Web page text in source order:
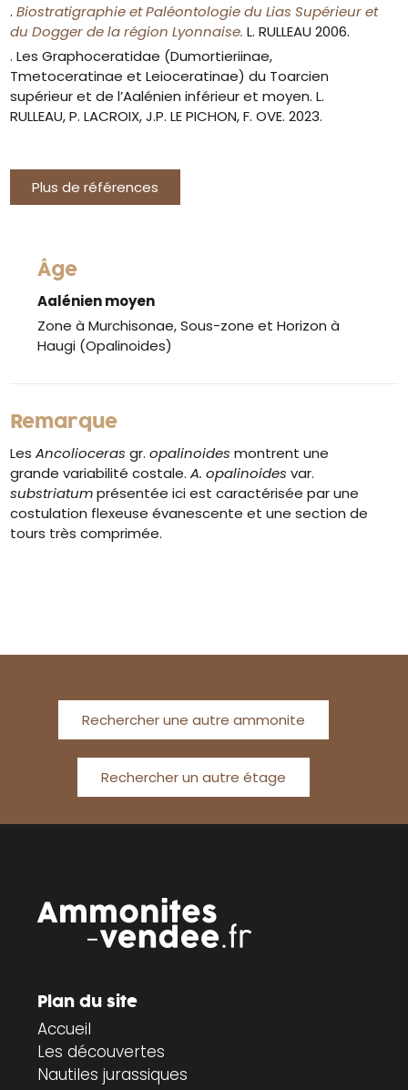
.Biostratigraphie et Paléontologie du Lias Supérieur et
du Dogger de la région Lyonnaise.L. RULLEAU 2006.
. Les Graphoceratidae (Dumortieriinae,
Tmetoceratinae et Leioceratinae) du Toarcien
supérieur et de l’Aalénien inférieur et moyen. L.
RULLEAU, P. LACROIX, J.P. LE PICHON, F. OVE. 2023.
Plus de références
Âge
Aalénien moyen
Zone à Murchisonae, Sous-zone et Horizon à
Haugi (Opalinoides)
Remarque
LesAncolioceras gr.opalinoides montrent une
grande variabilité costale.A. opalinoidesvar.
substriatumprésentée ici est caractérisée par une
costulation flexeuse évanescente et une section de
tours très comprimée.
Rechercher une autre ammonite
Rechercher un autre étage
Plan du site
Accueil
Les découvertes
Nautiles jurassiques